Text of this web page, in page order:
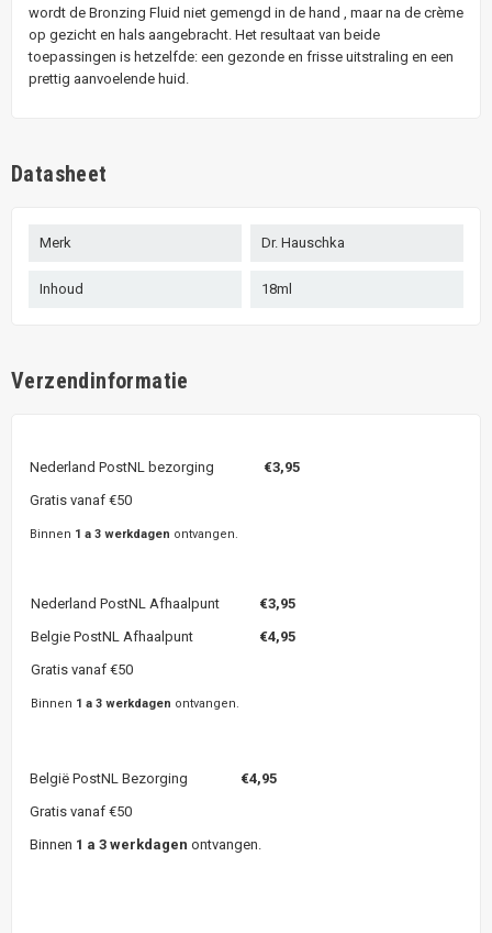
wordt de Bronzing Fluid niet gemengd in de hand , maar na de crème
op gezicht en hals aangebracht. Het resultaat van beide
toepassingen is hetzelfde: een gezonde en frisse uitstraling en een
prettig aanvoelende huid.
Datasheet
Merk Dr. Hauschka
Inhoud 18ml
Verzendinformatie
Nederland PostNL bezorging €3,95
Gratis vanaf €50
Binnen 1 a 3 werkdagen ontvangen.
Nederland PostNL Afhaalpunt €3,95
Belgie PostNL Afhaalpunt
€4,95
Gratis vanaf €50
Binnen 1 a 3 werkdagen ontvangen.
België PostNL Bezorging €4,95
Gratis vanaf €50
Binnen 1 a 3 werkdagen ontvangen.